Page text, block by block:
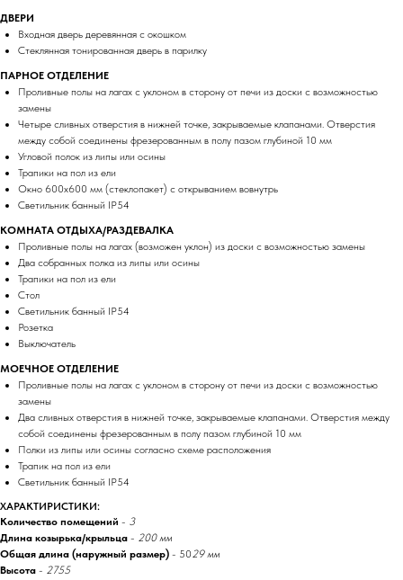
ДВЕРИ
Входная дверь деревянная с окошком
Стеклянная тонированная дверь в парилку
ПАРНОЕ ОТДЕЛЕНИЕ
Проливные полы на лагах с уклоном в сторону от печи из доски с возможностью
замены
Четыре сливных отверстия в нижней точке, закрываемые клапанами. Отверстия
между собой соединены фрезерованным в полу пазом глубиной 10 мм
Угловой полок из липы или осины
Трапики на пол из ели
Окно 600х600 мм (стеклопакет) с открыванием вовнутрь
Светильник банный IP54
КОМНАТА ОТДЫХА/РАЗДЕВАЛКА
Проливные полы на лагах (возможен уклон) из доски с возможностью замены
Два собранных полка из липы или осины
Трапики на пол из ели
Стол
Светильник банный IP54
Розетка
Выключатель
МОЕЧНОЕ ОТДЕЛЕНИЕ
Проливные полы на лагах с уклоном в сторону от печи из доски с возможностью
замены
Два сливных отверстия в нижней точке, закрываемые клапанами. Отверстия между
собой соединены фрезерованным в полу пазом глубиной 10 мм
Полки из липы или осины согласно схеме расположения
Трапик на пол из ели
Светильник банный IP54
ХАРАКТИРИСТИКИ:
Количество помещений - 3
Длина козырька/крыльца - 200 мм
Общая длина (наружный размер) - 5029 мм
Высота - 2755